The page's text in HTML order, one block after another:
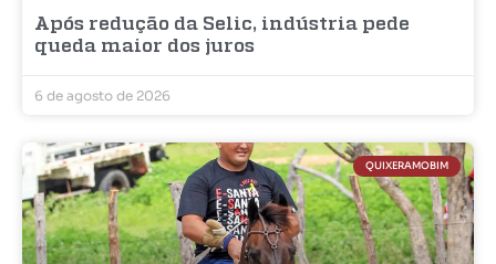
Após redução da Selic, indústria pede
queda maior dos juros
6 de agosto de 2026
QUIXERAMOBIM